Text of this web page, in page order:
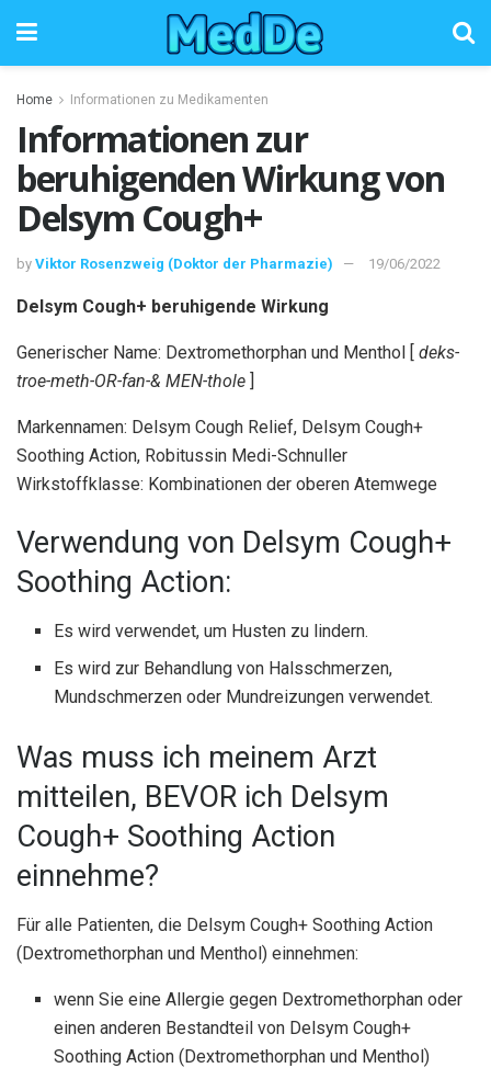
Home Informationen zu Medikamenten
Informationen zur
beruhigenden Wirkung von
Delsym Cough+
by Viktor Rosenzweig (Doktor der Pharmazie) 19/06/2022
Delsym Cough+ beruhigende Wirkung
Generischer Name: Dextromethorphan und Menthol [ deks-
troe-meth-OR-fan-& MEN-thole ]
Markennamen: Delsym Cough Relief, Delsym Cough+
Soothing Action, Robitussin Medi-Schnuller
Wirkstoffklasse: Kombinationen der oberen Atemwege
Verwendung von Delsym Cough+
Soothing Action:
Es wird verwendet, um Husten zu lindern.
Es wird zur Behandlung von Halsschmerzen,
Mundschmerzen oder Mundreizungen verwendet.
Was muss ich meinem Arzt
mitteilen, BEVOR ich Delsym
Cough+ Soothing Action
einnehme?
Für alle Patienten, die Delsym Cough+ Soothing Action
(Dextromethorphan und Menthol) einnehmen:
wenn Sie eine Allergie gegen Dextromethorphan oder
einen anderen Bestandteil von Delsym Cough+
Soothing Action (Dextromethorphan und Menthol)